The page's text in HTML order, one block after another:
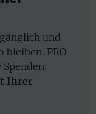
und
bleiben. PRO
Ihrer